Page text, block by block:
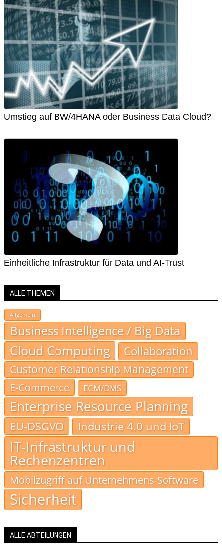
Umstieg auf BW/4HANA oder Business Data Cloud?
Einheitliche Infrastruktur für Data und AI-Trust
ALLE THEMEN
Allgemein
Business Intelligence / Big Data
Cloud Computing Collaboration
Customer Relationship Management
E-Commerce
ECM/DMS
Enterprise Resource Planning
EU-DSGVO Industrie 4.0 und IoT
IT-Infrastruktur und
Rechenzentren
Mobilzugriff auf Unternehmens-Software
Sicherheit
ALLE ABTEILUNGEN